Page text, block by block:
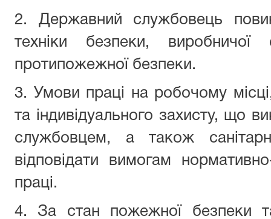
2. Державний службовець
техніки безпеки, виробничої
протипожежної безпеки.
3. Умови праці на робочому
та індивідуального захисту, що
службовцем, а також
відповідати вимогам
праці.
4. За стан пожежної безпеки